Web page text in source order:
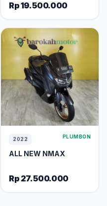
Rp 19.500.000
2022 PLUMBON
ALL NEW NMAX
Rp 27.500.000